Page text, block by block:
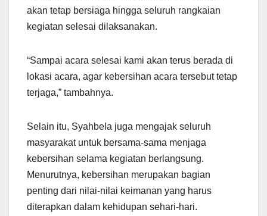
akan tetap bersiaga hingga seluruh rangkaian
kegiatan selesai dilaksanakan.
“Sampai acara selesai kami akan terus berada di
lokasi acara, agar kebersihan acara tersebut tetap
terjaga,” tambahnya.
Selain itu, Syahbela juga mengajak seluruh
masyarakat untuk bersama-sama menjaga
kebersihan selama kegiatan berlangsung.
Menurutnya, kebersihan merupakan bagian
penting dari nilai-nilai keimanan yang harus
diterapkan dalam kehidupan sehari-hari.